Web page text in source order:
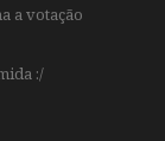
a votação
:/